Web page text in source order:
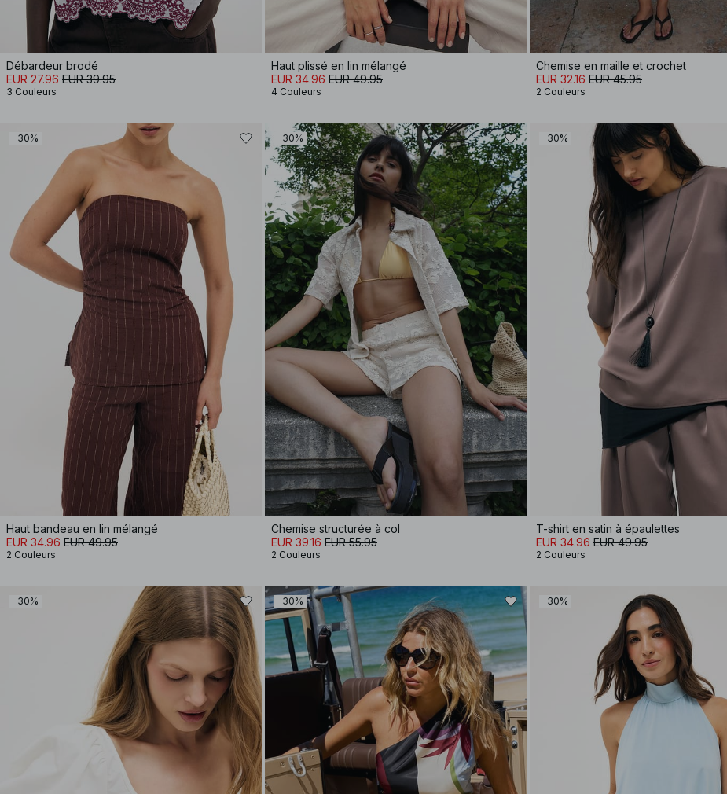
Débardeur brodé
EUR 27.96 EUR 39.95
3 Couleurs
Haut plissé en lin mélangé
EUR 34.96 EUR 49.95
4 Couleurs
Chemise en maille et crochet
EUR 32.16 EUR 45.95
2 Couleurs
-30%
Haut bandeau en lin mélangé
EUR 34.96 EUR 49.95
2 Couleurs
-30%
Chemise structurée à col
EUR 39.16 EUR 55.95
2 Couleurs
-30%
T-shirt en satin à épaulettes
EUR 34.96 EUR 49.95
2 Couleurs
-30% -30% -30%